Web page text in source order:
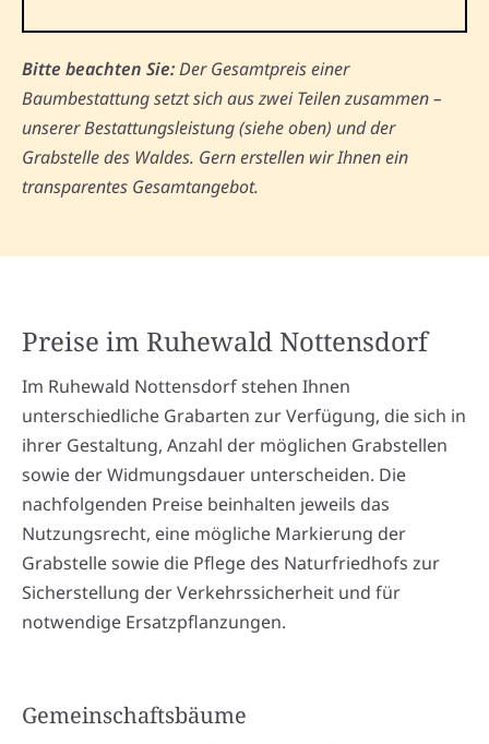
Bitte beachten Sie:Der Gesamtpreis einer
Baumbestattung setzt sich aus zwei Teilen zusammen –
unserer Bestattungsleistung (siehe oben) und der
Grabstelle des Waldes. Gern erstellen wir Ihnen ein
transparentes Gesamtangebot.
Preise im Ruhewald Nottensdorf
Im Ruhewald Nottensdorf stehen Ihnen
unterschiedliche Grabarten zur Verfügung, die sich in
ihrer Gestaltung, Anzahl der möglichen Grabstellen
sowie der Widmungsdauer unterscheiden. Die
nachfolgenden Preise beinhalten jeweils das
Nutzungsrecht, eine mögliche Markierung der
Grabstelle sowie die Pflege des Naturfriedhofs zur
Sicherstellung der Verkehrssicherheit und für
notwendige Ersatzpflanzungen.
Gemeinschaftsbäume